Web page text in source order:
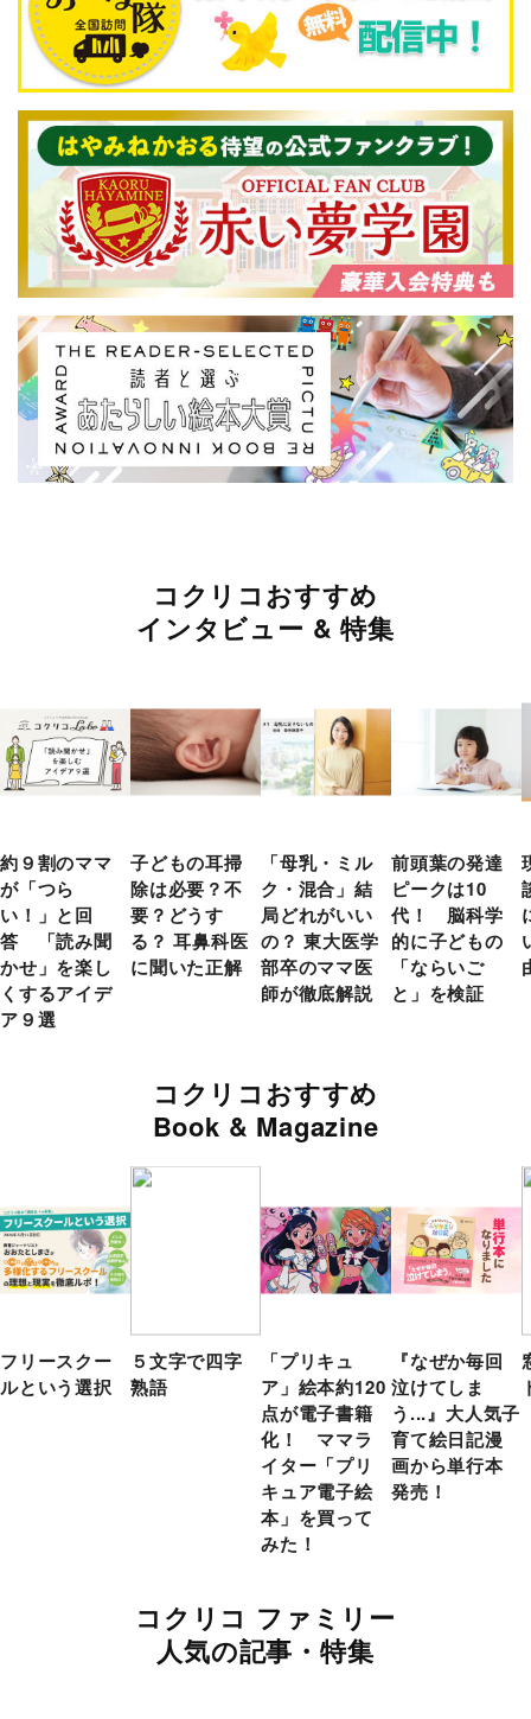
コクリコおすすめ
インタビュー & 特集
約９割のママ
が「つら
い！」と回
答 「読み聞
かせ」を楽し
くするアイデ
ア９選
子どもの耳掃
除は必要？不
要？どうす
る？ 耳鼻科医
に聞いた正解
「母乳・ミル
ク・混合」結
局どれがいい
の？ 東大医学
部卒のママ医
師が徹底解説
前頭葉の発達
ピークは10
代！ 脳科学
的に子どもの
「ならいご
と」を検証
コクリコおすすめ
Book & Magazine
フリースクー
ルという選択
５文字で四字
熟語
「プリキュ
ア」絵本約120
点が電子書籍
化！ ママラ
イター「プリ
キュア電子絵
本」を買って
みた！
『なぜか毎回
泣けてしま
う...』大人気子
育て絵日記漫
画から単行本
発売！
コクリコ ファミリー
人気の記事・特集